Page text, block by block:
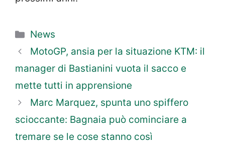
Categorie
News
MotoGP, ansia per la situazione KTM: il
manager di Bastianini vuota il sacco e
mette tutti in apprensione
Marc Marquez, spunta uno spiffero
scioccante: Bagnaia può cominciare a
tremare se le cose stanno così